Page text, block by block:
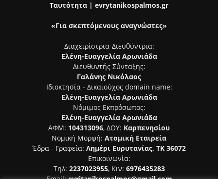
Ταυτότητα | evrytanikospalmos.gr
«Για σκεπτόμενους αναγνώστες»
Διαχειρίστρια-Διευθύντρια:
Ελένη-Ευαγγελία Αρωνιάδα
Διευθυντής Σύνταξης:
Γαλάνης Νικόλαος
Ιδιοκτησία - Δικαιούχος domain name:
Ελένη-Ευαγγελία Αρωνιάδα
Νόμιμος Εκπρόσωπος:
Ελένη-Ευαγγελία Αρωνιάδα
ΑΦΜ: 104313096, ΔΟΥ: Καρπενησίου
Νομική Μορφή: Ατομική Εταιρεία
Έδρα - Γραφεία: Λημέρι Ευρυτανίας, ΤΚ 36072
Επικοινωνία:
Τηλ: 2237023955, Κιν: 6976435283